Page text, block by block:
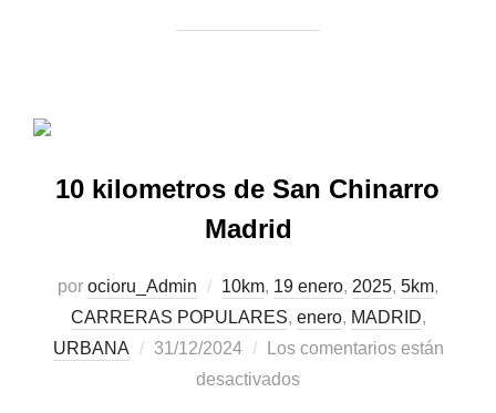
10 kilometros de San Chinarro
Madrid
por ocioru_Admin 10km, 19 enero, 2025, 5km,
CARRERAS POPULARES, enero, MADRID,
URBANA
31/12/2024
Los comentarios están
desactivados